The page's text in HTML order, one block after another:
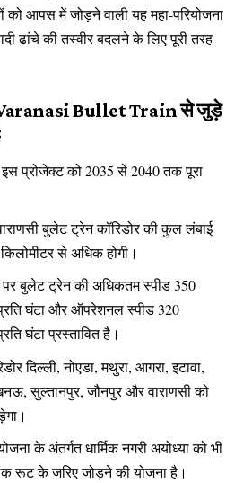
को आपस में जोड़ने वाली यह महा-परियोजना
ढांचे की तस्वीर बदलने के लिए पूरी तरह
Bullet Train से जुड़े
प्रोजेक्ट को 2035 से 2040 तक पूरा
बुलेट ट्रेन कॉरिडोर की कुल लंबाई
से अधिक होगी।
बुलेट ट्रेन की अधिकतम स्पीड 350
घंटा और ऑपरेशनल स्पीड 320
घंटा प्रस्तावित है।
दिल्ली, नोएडा, मथुरा, आगरा, इटावा,
सुल्तानपुर, जौनपुर और वाराणसी को
के अंतर्गत धार्मिक नगरी अयोध्या को भी
रूट के जरिए जोड़ने की योजना है।